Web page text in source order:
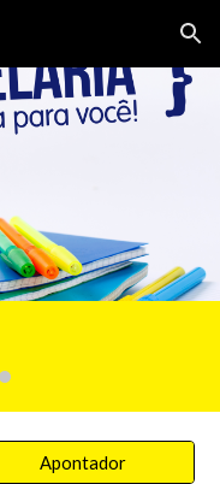
Skip to navigation
Apontador